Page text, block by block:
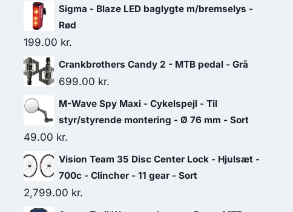
Sigma - Blaze LED baglygte m/bremselys -
Rød
199.00 kr.
Crankbrothers Candy 2 - MTB pedal - Grå
699.00 kr.
M-Wave Spy Maxi - Cykelspejl - Til
styr/styrende montering - Ø 76 mm - Sort
49.00 kr.
Vision Team 35 Disc Center Lock - Hjulsæt -
700c - Clincher - 11 gear - Sort
2,799.00 kr.